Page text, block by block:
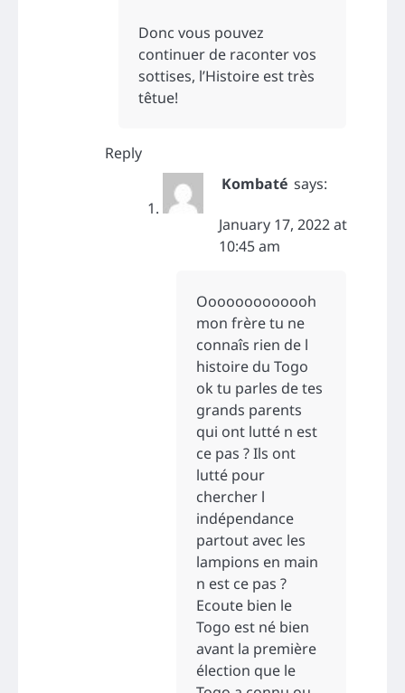
Donc vous pouvez
continuer de raconter vos
sottises, l’Histoire est très
têtue!
Reply
Kombaté says:
January 17, 2022 at
10:45 am
Ooooooooooooh
mon frère tu ne
connaîs rien de l
histoire du Togo
ok tu parles de tes
grands parents
qui ont lutté n est
ce pas ? Ils ont
lutté pour
chercher l
indépendance
partout avec les
lampions en main
n est ce pas ?
Ecoute bien le
Togo est né bien
avant la première
élection que le